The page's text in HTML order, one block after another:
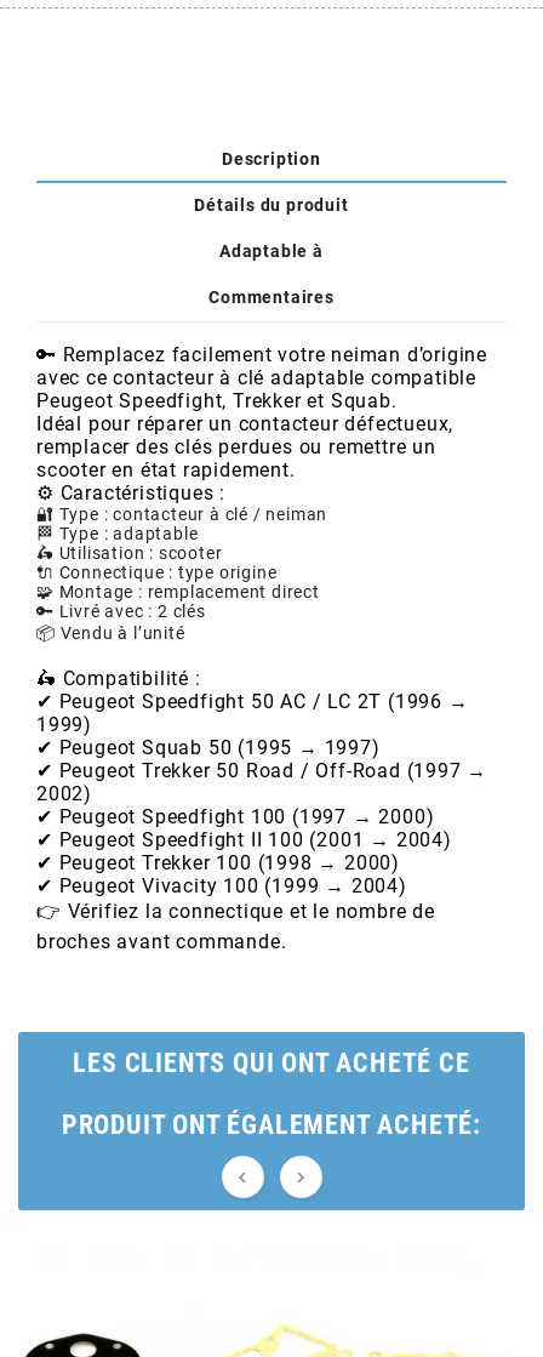
BARIKIT
BCD
BELGOM
BERING
BETA MOTOS
BETA RACING
BIDALOT
BIHR
BOUCHET ENGINEERING
BRIDGESTONE
Description
Détails du produit
Adaptable à
Commentaires
🔑 Remplacez facilement votre neiman d’origine
avec ce contacteur à clé adaptable compatible
Peugeot Speedfight, Trekker et Squab.
Idéal pour réparer un contacteur défectueux,
remplacer des clés perdues ou remettre un
scooter en état rapidement.
⚙️ Caractéristiques :
🔐 Type : contacteur à clé / neiman
🏁 Type : adaptable
🛵 Utilisation : scooter
🔌 Connectique : type origine
🧩 Montage : remplacement direct
🔑 Livré avec : 2 clés
📦 Vendu à l’unité
🛵 Compatibilité :
✔ Peugeot Speedfight 50 AC / LC 2T (1996 →
1999)
✔ Peugeot Squab 50 (1995 → 1997)
✔ Peugeot Trekker 50 Road / Off-Road (1997 →
2002)
✔ Peugeot Speedfight 100 (1997 → 2000)
✔ Peugeot Speedfight II 100 (2001 → 2004)
✔ Peugeot Trekker 100 (1998 → 2000)
✔ Peugeot Vivacity 100 (1999 → 2004)
👉 Vérifiez la connectique et le nombre de
broches avant commande.
LES CLIENTS QUI ONT ACHETÉ CE
PRODUIT ONT ÉGALEMENT ACHETÉ:
 